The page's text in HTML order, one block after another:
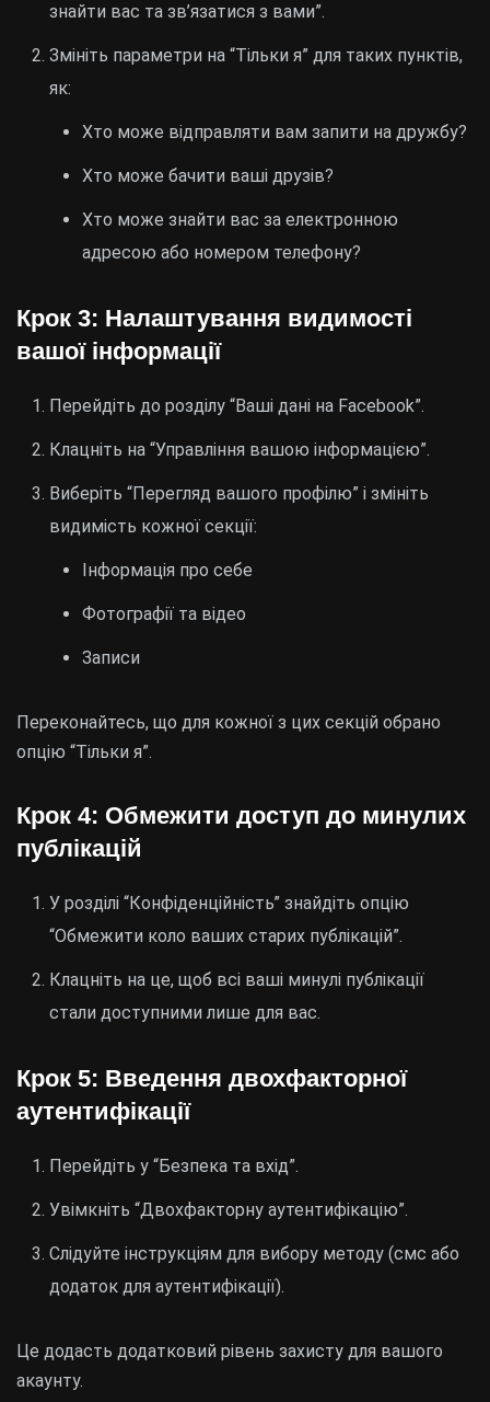
знайти вас та зв’язатися з вами”.
Змініть параметри на “Тільки я” для таких пунктів,
як:
Хто може відправляти вам запити на дружбу?
Хто може бачити ваші друзів?
Хто може знайти вас за електронною
адресою або номером телефону?
Крок 3: Налаштування видимості
вашої інформації
Перейдіть до розділу “Ваші дані на Facebook”.
Клацніть на “Управління вашою інформацією”.
Виберіть “Перегляд вашого профілю” і змініть
видимість кожної секції:
Інформація про себе
Фотографії та відео
Записи
Переконайтесь, що для кожної з цих секцій обрано
опцію “Тільки я”.
Крок 4: Обмежити доступ до минулих
публікацій
У розділі “Конфіденційність” знайдіть опцію
“Обмежити коло ваших старих публікацій”.
Клацніть на це, щоб всі ваші минулі публікації
стали доступними лише для вас.
Крок 5: Введення двохфакторної
аутентифікації
Перейдіть у “Безпека та вхід”.
Увімкніть “Двохфакторну аутентифікацію”.
Слідуйте інструкціям для вибору методу (смс або
додаток для аутентифікації).
Це додасть додатковий рівень захисту для вашого
акаунту.